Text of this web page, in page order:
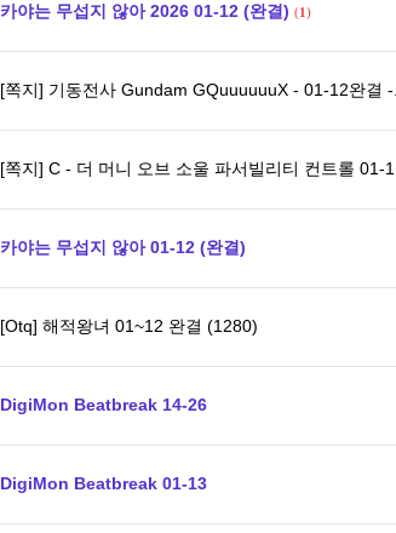
카야는 무섭지 않아 2026 01-12 (완결) (1)
[쪽지] 기동전사 Gundam GQuuuuuuX - 01-12완결 -
[쪽지] C - 더 머니 오브 소울 파서빌리티 컨트롤 01-
카야는 무섭지 않아 01-12 (완결)
[Otq] 해적왕녀 01~12 완결 (1280)
DigiMon Beatbreak 14-26
DigiMon Beatbreak 01-13